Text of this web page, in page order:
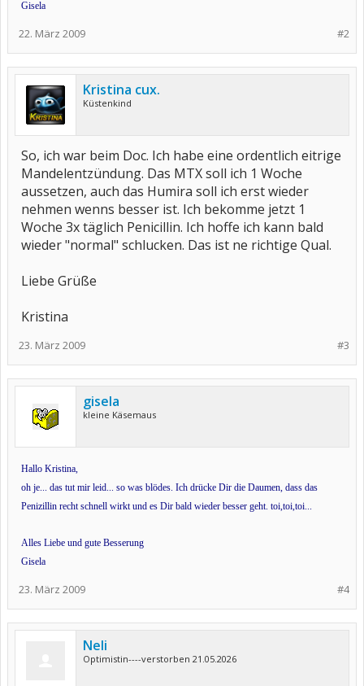
Gisela
#2
22. März 2009
Kristina cux.
Küstenkind
So, ich war beim Doc. Ich habe eine ordentlich eitrige
Mandelentzündung. Das MTX soll ich 1 Woche
aussetzen, auch das Humira soll ich erst wieder
nehmen wenns besser ist. Ich bekomme jetzt 1
Woche 3x täglich Penicillin. Ich hoffe ich kann bald
wieder "normal" schlucken. Das ist ne richtige Qual.
Liebe Grüße
Kristina
#3
23. März 2009
gisela
kleine Käsemaus
Hallo Kristina,
oh je... das tut mir leid... so was blödes. Ich drücke Dir die Daumen, dass das
Penizillin recht schnell wirkt und es Dir bald wieder besser geht. toi,toi,toi...
Alles Liebe und gute Besserung
Gisela
#4
23. März 2009
Neli
Optimistin----verstorben 21.05.2026